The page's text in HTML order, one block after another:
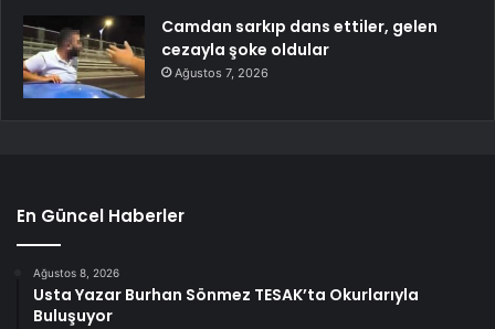
Camdan sarkıp dans ettiler, gelen
cezayla şoke oldular
Ağustos 7, 2026
En Güncel Haberler
Ağustos 8, 2026
Usta Yazar Burhan Sönmez TESAK’ta Okurlarıyla
Buluşuyor